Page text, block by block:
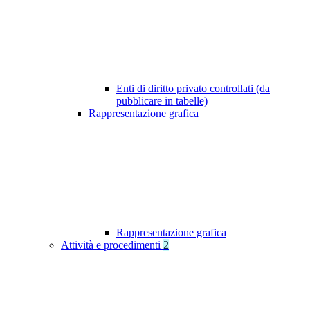
Enti di diritto privato controllati (da
pubblicare in tabelle)
Rappresentazione grafica
Rappresentazione grafica
Attività e procedimenti 2